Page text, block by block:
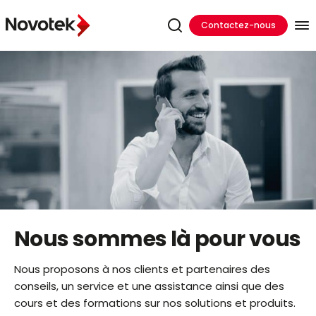
Contactez-nous
Nous sommes là pour vous
Nous proposons à nos clients et partenaires des
conseils, un service et une assistance ainsi que des
cours et des formations sur nos solutions et produits.